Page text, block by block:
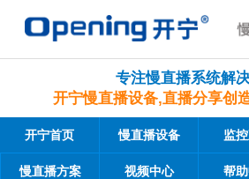
专注慢直播系统解
开宁慢直播设备,直播分享创
开宁首页 慢直播设备 监
慢直播方案 视频中心 帮